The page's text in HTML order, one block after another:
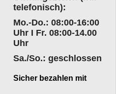
telefonisch):
Mo.-Do.: 08:00-16:00
Uhr I Fr. 08:00-14.00
Uhr
Sa./So.: geschlossen
Sicher bezahlen mit